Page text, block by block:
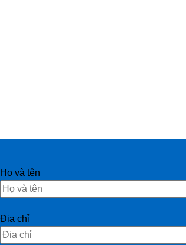
Họ và tên
Địa chỉ